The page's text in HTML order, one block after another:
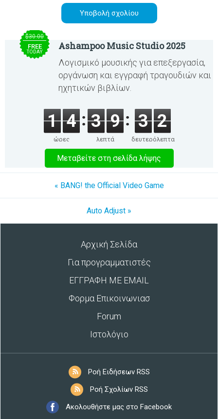
$30.00
FREE
TODAY
Ashampoo Music Studio 2025
Λογισμικό μουσικής για επεξεργασία,
οργάνωση και εγγραφή τραγουδιών και
ηχητικών βιβλίων.
1 4
ώρες
3 9
λεπτά
3 2
δευτερόλεπτα
Μεταβείτε στη σελίδα λήψης
« BANG! the Official Video Game
Auto Adjust »
Αρχική Σελίδα
Για προγραμματιστές
ΕΓΓΡΑΦΗ ΜΕ EMAIL
Φορμα Επικοινωνιασ
Forum
Ιστολόγιο
Ροή Ειδήσεων RSS
Ροή Σχολίων RSS
Ακολουθήστε μας στο Facebook